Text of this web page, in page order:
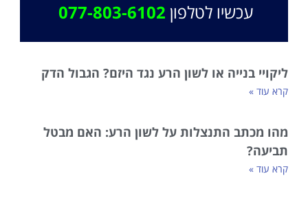
עכשיו לטלפון 077-803-6102
ליקויי בנייה או לשון הרע נגד היזם? הגבול הדק
קרא עוד »
מהו מכתב התנצלות על לשון הרע: האם מבטל
תביעה?
קרא עוד »